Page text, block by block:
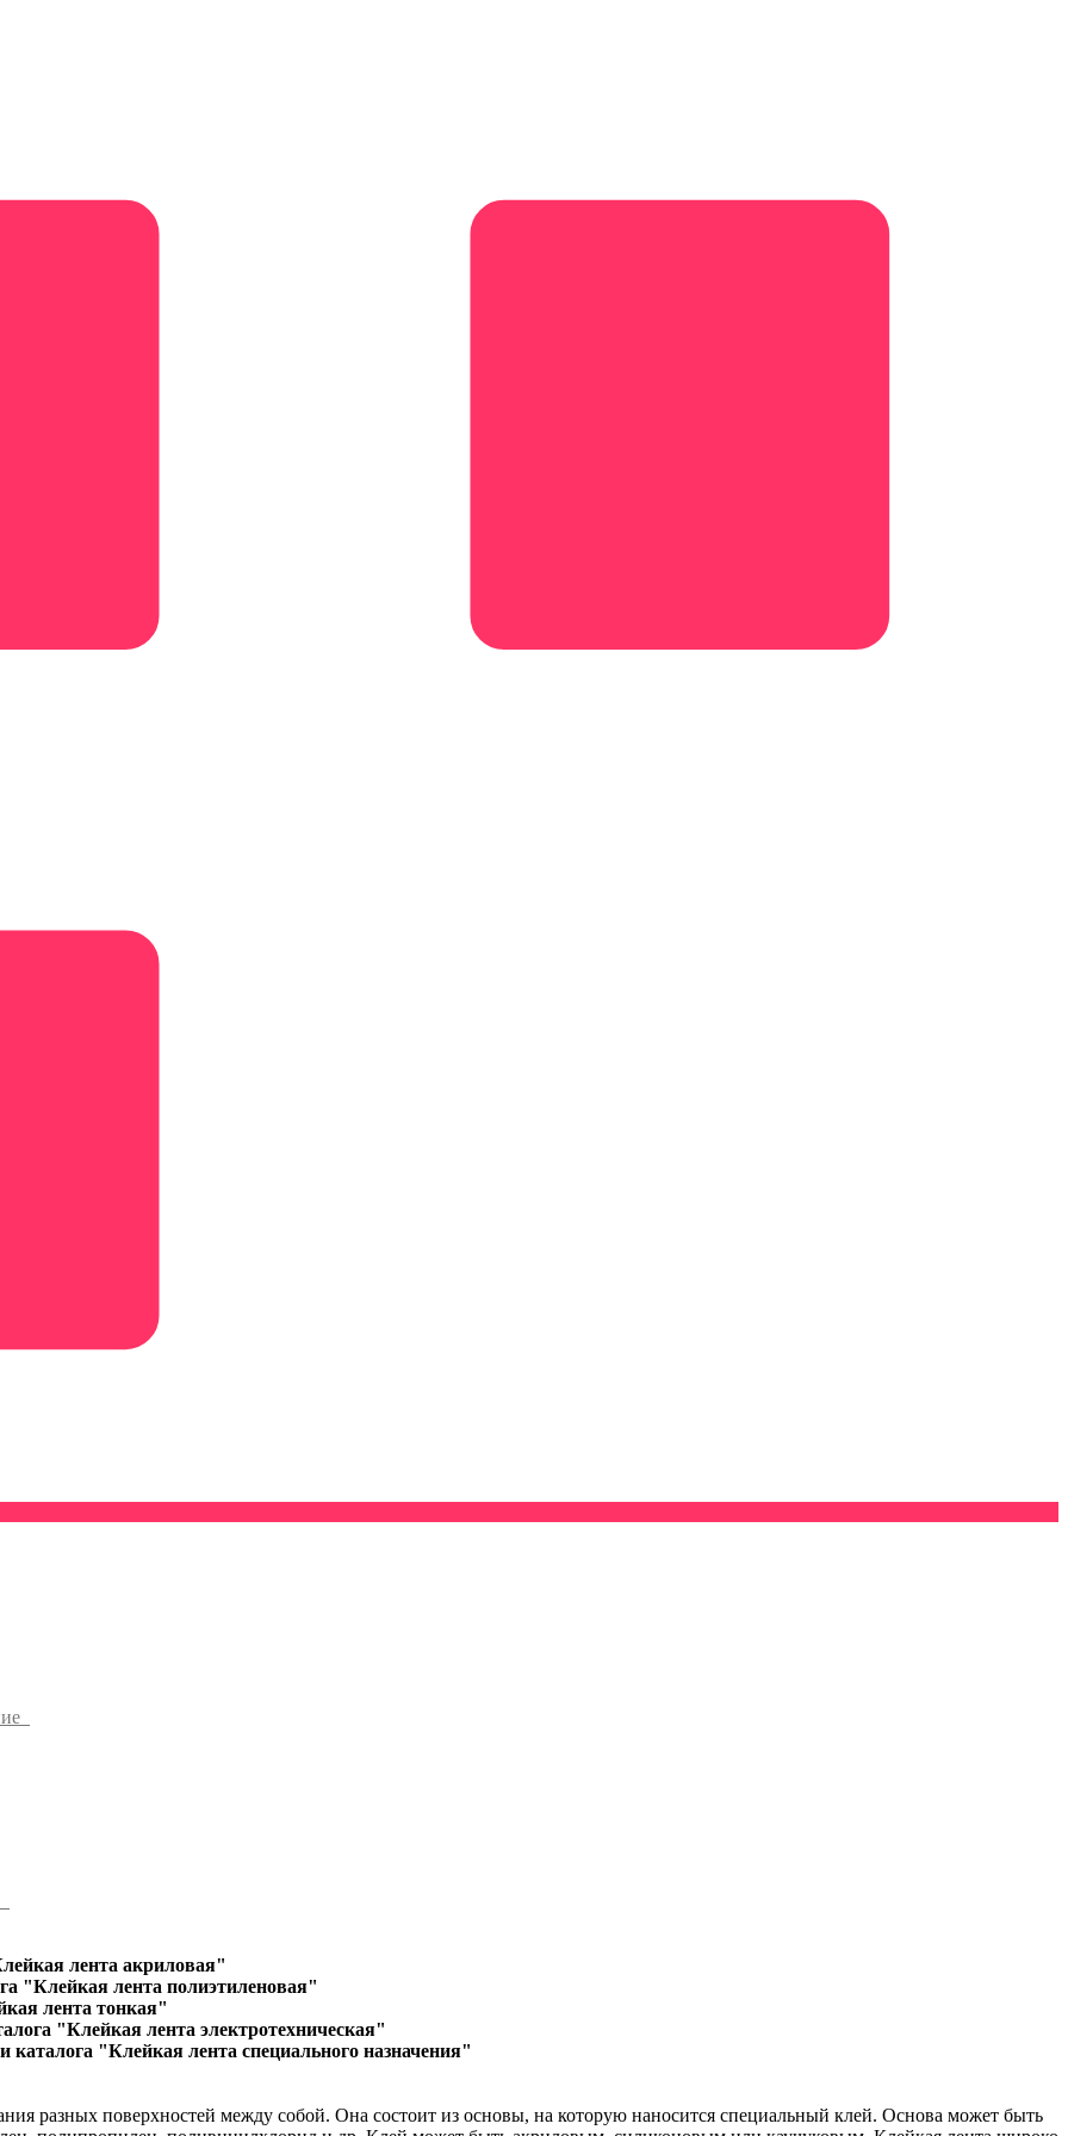
лента акриловая"
"Клейкая лента полиэтиленовая"
лента тонкая"
"Клейкая лента электротехническая"
каталога "Клейкая лента специального назначения"
разных поверхностей между собой. Она состоит из основы, на которую наносится специальный клей. Основа может быть